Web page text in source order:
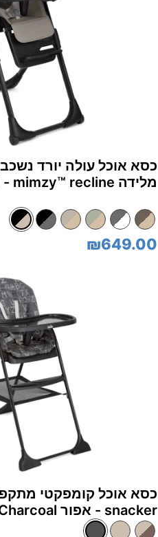
כסא אוכל עולה יורד
מלידה mimzy™‎ recline - שחור/בז' Hazelnut
₪649.00
snacker - אפור ABC Charcoal